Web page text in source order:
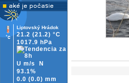
Liptovský Hrádok
21.2 (21.2) °C
1017.9 hPa
U m/s
N
93.1%
0.0 (0.0) mm